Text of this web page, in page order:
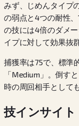
みず、じめんタイプ
の弱点と4つの耐性
の技には4倍のダメ
イプに対して効果抜
捕獲率は75で、標準
「Medium」。倒す
時の周回相手として
技インサイト